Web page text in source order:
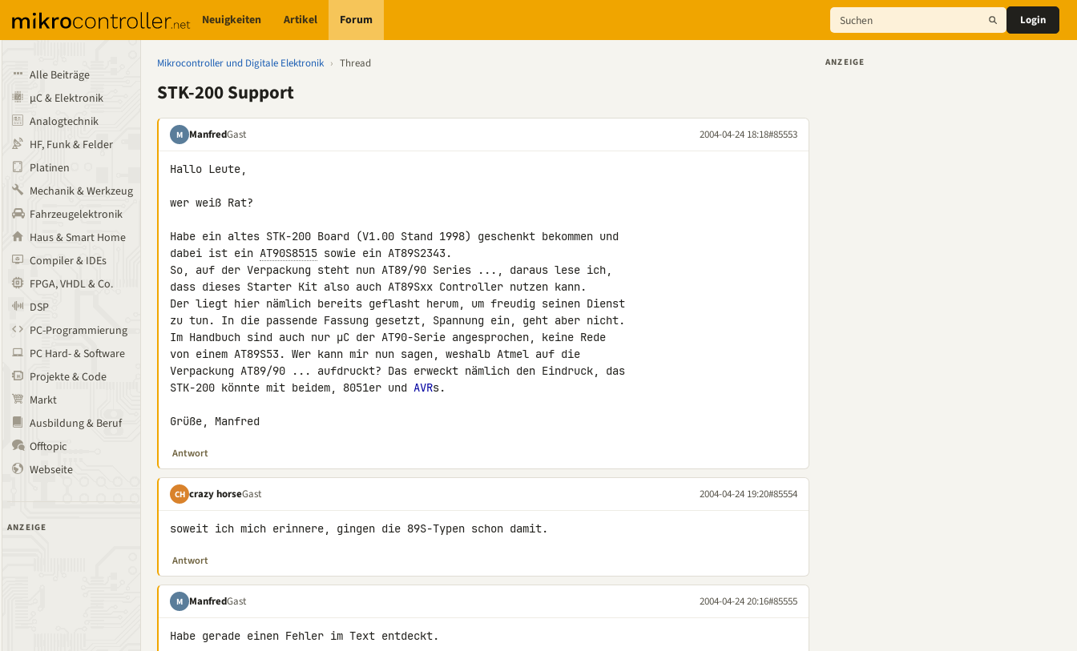
Neuigkeiten Artikel Forum Login
Alle Beiträge
µC & Elektronik
Analogtechnik
HF, Funk & Felder
Platinen
Mechanik & Werkzeug
Fahrzeugelektronik
Haus & Smart Home
Compiler & IDEs
FPGA, VHDL & Co.
DSP
PC-Programmierung
PC Hard- & Software
Projekte & Code
Markt
Ausbildung & Beruf
Offtopic
Webseite
ANZEIGE
Mikrocontroller und Digitale Elektronik › Thread
STK-200 Support
M ManfredGast 2004-04-24 18:18#85553
Hallo Leute,
wer weiß Rat?
Habe ein altes STK-200 Board (V1.00 Stand 1998) geschenkt bekommen und
dabei ist ein AT90S8515 sowie ein AT89S2343.
So, auf der Verpackung steht nun AT89/90 Series ..., daraus lese ich,
dass dieses Starter Kit also auch AT89Sxx Controller nutzen kann.
Der liegt hier nämlich bereits geflasht herum, um freudig seinen Dienst
zu tun. In die passende Fassung gesetzt, Spannung ein, geht aber nicht.
Im Handbuch sind auch nur µC der AT90-Serie angesprochen, keine Rede
von einem AT89S53. Wer kann mir nun sagen, weshalb Atmel auf die
Verpackung AT89/90 ... aufdruckt? Das erweckt nämlich den Eindruck, das
STK-200 könnte mit beidem, 8051er und AVRs.
Grüße, Manfred
Antwort
CH crazy horseGast 2004-04-24 19:20#85554
soweit ich mich erinnere, gingen die 89S-Typen schon damit.
Antwort
M ManfredGast 2004-04-24 20:16#85555
Habe gerade einen Fehler im Text entdeckt.
ANZEIGE